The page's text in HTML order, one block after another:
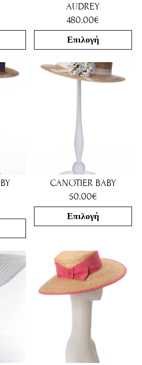
AUDREY
480.00€
Επιλογή
CANOTIER BABY
50.00€
Επιλογή